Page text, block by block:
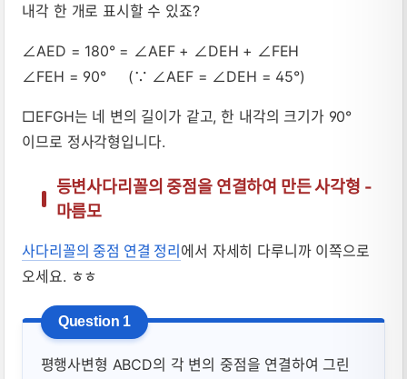
내각 한 개로 표시할 수 있죠?
∠AED = 180° = ∠AEF + ∠DEH + ∠FEH
∠FEH = 90° (∵ ∠AEF = ∠DEH = 45°)
□EFGH는 네 변의 길이가 같고, 한 내각의 크기가 90°
이므로 정사각형입니다.
등변사다리꼴의 중점을 연결하여 만든 사각형 -
마름모
사다리꼴의 중점 연결 정리에서 자세히 다루니까 이쪽으로
오세요. ㅎㅎ
평행사변형 ABCD의 각 변의 중점을 연결하여 그린